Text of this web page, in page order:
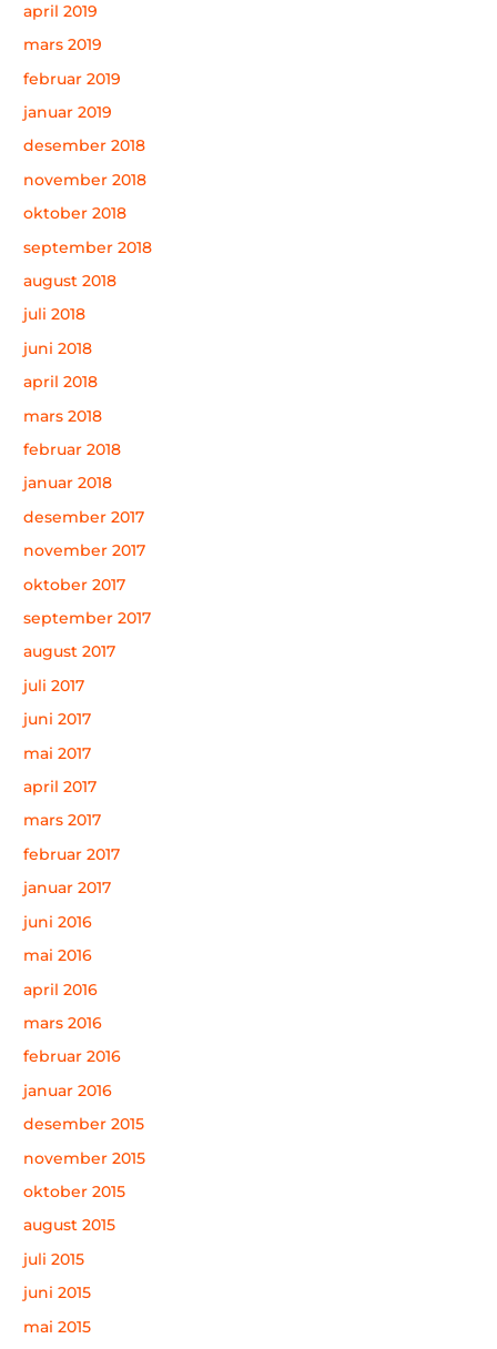
april 2019
mars 2019
februar 2019
januar 2019
desember 2018
november 2018
oktober 2018
september 2018
august 2018
juli 2018
juni 2018
april 2018
mars 2018
februar 2018
januar 2018
desember 2017
november 2017
oktober 2017
september 2017
august 2017
juli 2017
juni 2017
mai 2017
april 2017
mars 2017
februar 2017
januar 2017
juni 2016
mai 2016
april 2016
mars 2016
februar 2016
januar 2016
desember 2015
november 2015
oktober 2015
august 2015
juli 2015
juni 2015
mai 2015